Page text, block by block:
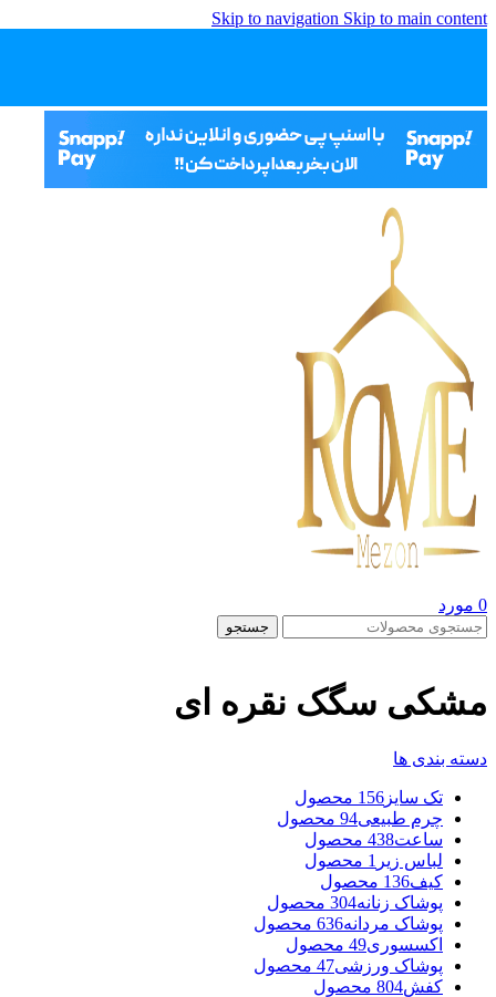
Skip to navigation Skip to main content
0 مورد
جستجو
مشکی سگک نقره ای
دسته بندی ها
تک سایز 156 محصول
چرم طبیعی94 محصول
ساعت438 محصول
لباس زیر 1 محصول
کیف136 محصول
پوشاک زنانه304 محصول
پوشاک مردانه636 محصول
اکسسوری49 محصول
پوشاک ورزشی47 محصول
کفش804 محصول